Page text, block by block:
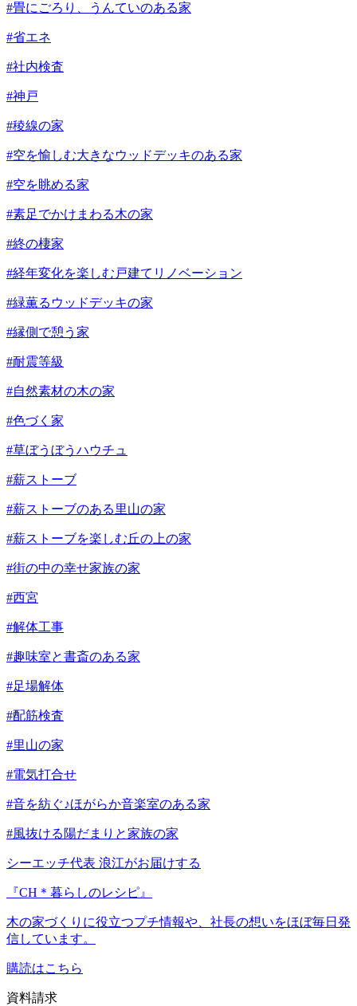
#畳にごろり、うんていのある家
#省エネ
#社内検査
#神戸
#稜線の家
#空を愉しむ大きなウッドデッキのある家
#空を眺める家
#素足でかけまわる木の家
#終の棲家
#経年変化を楽しむ戸建てリノベーション
#緑薫るウッドデッキの家
#縁側で憩う家
#耐震等級
#自然素材の木の家
#色づく家
#草ぼうぼうハウチュ
#薪ストーブ
#薪ストーブのある里山の家
#薪ストーブを楽しむ丘の上の家
#街の中の幸せ家族の家
#西宮
#解体工事
#趣味室と書斎のある家
#足場解体
#配筋検査
#里山の家
#電気打合せ
#音を紡ぐ♪ほがらか音楽室のある家
#風抜ける陽だまりと家族の家
シーエッチ代表 浪江がお届けする
『CH＊暮らしのレシピ』
木の家づくりに役立つプチ情報や、社長の想いをほぼ毎日発
信しています。
購読はこちら
資料請求